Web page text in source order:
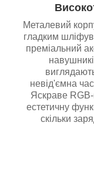
Металевий
гладким
преміальний
невід'ємна
Яскраве RGB-
естетичну
скільки